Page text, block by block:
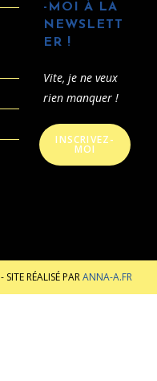
-MOI À LA
NEWSLETT
ER !
Vite, je ne veux
rien manquer !
INSCRIVEZ-
MOI
- SITE RÉALISÉ PARANNA-A.FR